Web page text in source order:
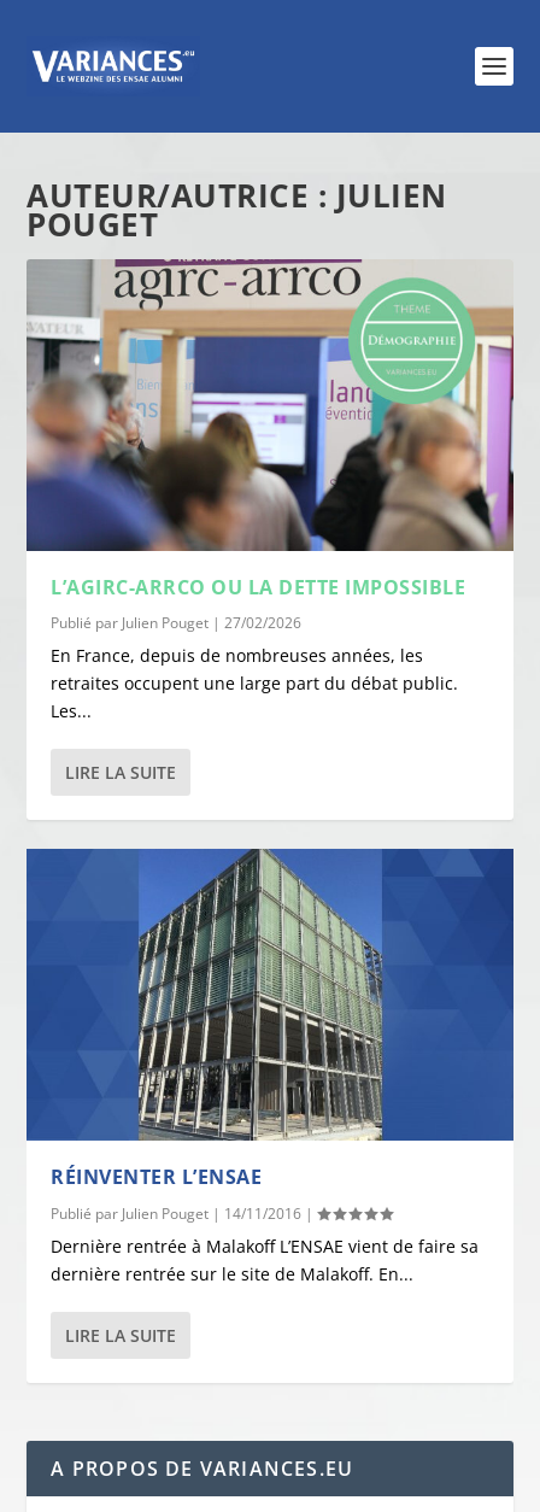
AUTEUR/AUTRICE : JULIEN
POUGET
L’AGIRC-ARRCO OU LA DETTE IMPOSSIBLE
Publié par Julien Pouget |27/02/2026
En France, depuis de nombreuses années, les
retraites occupent une large part du débat public.
Les...
LIRE LA SUITE
RÉINVENTER L’ENSAE
Publié par Julien Pouget | 14/11/2016 |
Dernière rentrée à Malakoff L’ENSAE vient de faire sa
dernière rentrée sur le site de Malakoff. En...
LIRE LA SUITE
A PROPOS DE VARIANCES.EU